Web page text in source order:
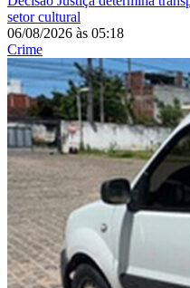
setor cultural
06/08/2026 às 05:18
Crime